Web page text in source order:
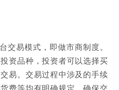
交易模式，即做市商制度。
资品种，投资者可以选择买
易。交易过程中涉及的手续